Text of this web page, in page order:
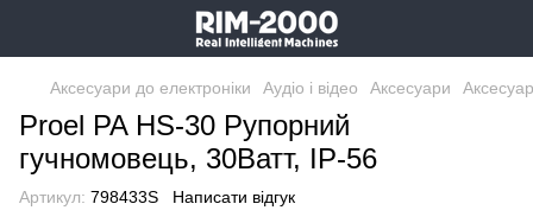
Аксесуари до електроніки Аудіо і відео Аксесуари
Proel PA HS-30 Рупорний
гучномовець, 30Ватт, IP-56
Артикул: 798433S Написати відгук